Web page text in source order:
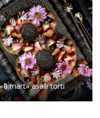
«8 mart» asalli torti